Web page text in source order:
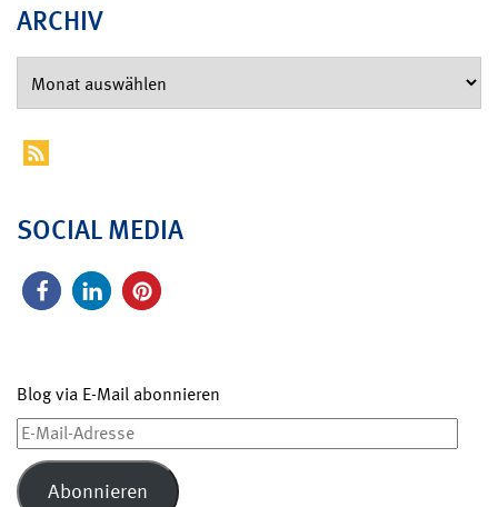
ARCHIV
SOCIAL MEDIA
Blog via E-Mail abonnieren
E-
Mail-
Adresse
Abonnieren